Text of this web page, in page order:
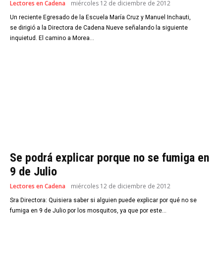
Lectores en Cadena miércoles 12 de diciembre de 2012
Un reciente Egresado de la Escuela María Cruz y Manuel Inchauti,
se dirigió a la Directora de Cadena Nueve señalando la siguiente
inquietud. El camino a Morea...
Se podrá explicar porque no se fumiga en
9 de Julio
Lectores en Cadena miércoles 12 de diciembre de 2012
Sra Directora: Quisiera saber si alguien puede explicar por qué no se
fumiga en 9 de Julio por los mosquitos, ya que por este...